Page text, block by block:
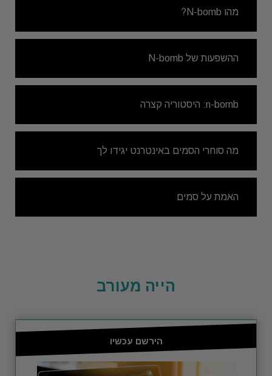
מהו N-bomb?
ההשפעות של N-bomb
n-bomb: היסטוריה קצרה
מה סוחרי הסמים באינטרנט יגידו לך
האמת על סמים
הייה מעורב
הירשם עכשיו